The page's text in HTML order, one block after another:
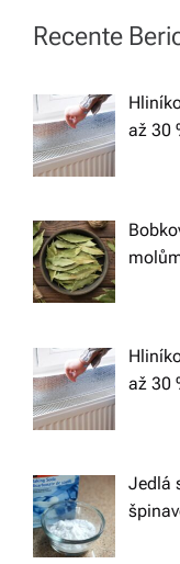
n
v
i
g
a
t
i
o
n
Recente
až 30
až 30
Jedlá